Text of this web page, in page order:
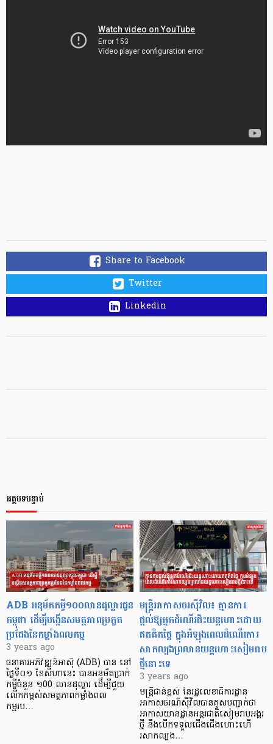
Share to Facebook
Twitter
Linkedin
អត្ថបទបន្ទាប់
ADB អនុម័តកម្ចី១០០លានដុល្លារជូន
កម្ពុជា ដើម្បីបង្កើនសមត្ថភាពប្រកួត
ប្រជែងនៃកម្លាំងពលកម្ម
3 years ago
ធនាគារអភិវឌ្ឍន៍អាស៊ី (ADB) បាន នៅ
ថ្ងៃទី០១ ខែសីហានេះ បានអនុម័តប្រាក់
កម្ចីចំនួន ១00 លានដុល្លារ ដើម្បីជួយ
លើកកម្ពស់សមត្ថភាពកម្លាំងពល
កម្មរប…
មន្ត្រីអាកាសចរស៊ីវិល៖ គ្មានការ
ផ្តល់ឱ្យអ្នកដំណើរជិះយន្តហោះដោយ
ឥតគិតថ្លៃ ក្នុងអំឡុងពេលដំណើរការ
សាកល្បងព្រលានយន្តហោះសៀមរាប
ថ្មីនោះទេ
3 years ago
មន្ត្រីជាន់ខ្ពស់ នៃរដ្ឋលេខាធិការដ្ឋាន
អាកាសចរណ៍ស៊ីវិលបានគូសបញ្ជាក់ថា
អាកាសយានដ្ឋានអន្តរជាតិសៀមរាបអង្គរ
ថ្មី នឹងបើកទទួលជើងជើងហោះហើ
រសាកល្បង…